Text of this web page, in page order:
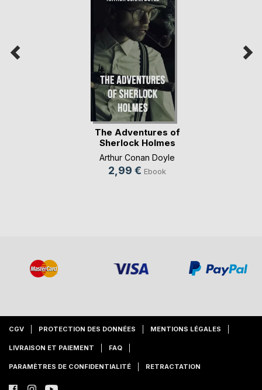
The Adventures of
Sherlock Holmes
Arthur Conan Doyle
2,99 € Ebook
CGV PROTECTION DES DONNÉES MENTIONS LÉGALES
LIVRAISON ET PAIEMENT FAQ
PARAMÈTRES DE CONFIDENTIALITÉ RETRACTATION